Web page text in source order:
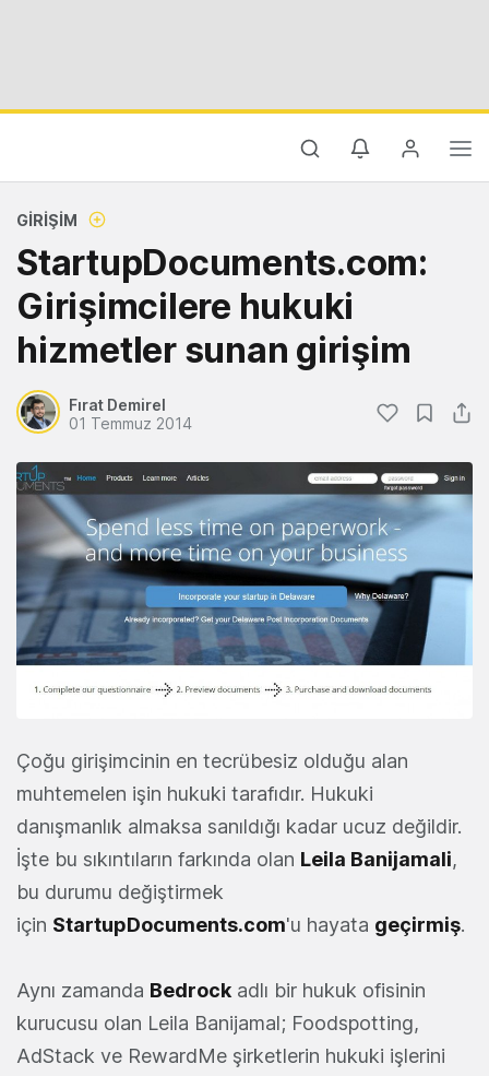
GIRIŞIM
StartupDocuments.com:
Girişimcilere hukuki
hizmetler sunan girişim
Fırat Demirel
01 Temmuz 2014
Çoğu girişimcinin en tecrübesiz olduğu alan
muhtemelen işin hukuki tarafıdır. Hukuki
danışmanlık almaksa sanıldığı kadar ucuz değildir.
İşte bu sıkıntıların farkında olan Leila Banijamali,
bu durumu değiştirmek
için StartupDocuments.com'u hayata geçirmiş.
Aynı zamanda Bedrock adlı bir hukuk ofisinin
kurucusu olan Leila Banijamal; Foodspotting,
AdStack ve RewardMe şirketlerin hukuki işlerini